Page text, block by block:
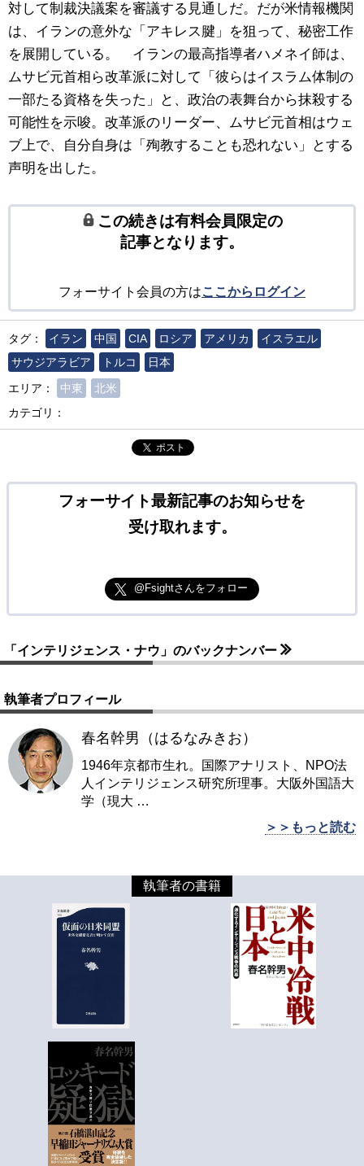
対して制裁決議案を審議する見通しだ。だが米情報機関
は、イランの意外な「アキレス腱」を狙って、秘密工作
を展開している。 イランの最高指導者ハメネイ師は、
ムサビ元首相ら改革派に対して「彼らはイスラム体制の
一部たる資格を失った」と、政治の表舞台から抹殺する
可能性を示唆。改革派のリーダー、ムサビ元首相はウェ
ブ上で、自分自身は「殉教することも恐れない」とする
声明を出した。
この続きは有料会員限定の
記事となります。
フォーサイト会員の方はここからログイン
タグ： イラン 中国 CIA ロシア アメリカ
イスラエル
サウジアラビア
トルコ
日本
エリア：
中東
北米
カテゴリ：
ポスト
フォーサイト最新記事のお知らせを
受け取れます。
@Fsightさんをフォロー
「インテリジェンス・ナウ」のバックナンバー
執筆者プロフィール
春名幹男（はるなみきお）
1946年京都市生れ。国際アナリスト、NPO法
人インテリジェンス研究所理事。大阪外国語大
学（現大 …
＞＞もっと読む
執筆者の書籍